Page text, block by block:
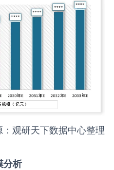
观研天下数据中心整理
分析